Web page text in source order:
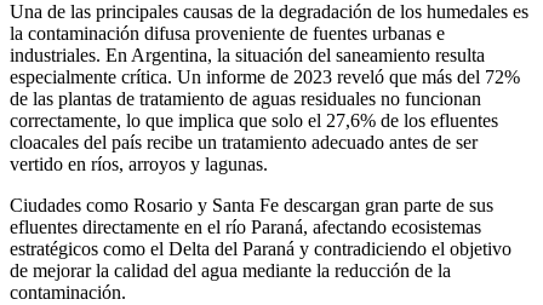
Una de las principales causas de la degradación de los humedales es
la contaminación difusa proveniente de fuentes urbanas e
industriales. En Argentina, la situación del saneamiento resulta
especialmente crítica. Un informe de 2023 reveló que más del 72%
de las plantas de tratamiento de aguas residuales no funcionan
correctamente, lo que implica que solo el 27,6% de los efluentes
cloacales del país recibe un tratamiento adecuado antes de ser
vertido en ríos, arroyos y lagunas.
Ciudades como Rosario y Santa Fe descargan gran parte de sus
efluentes directamente en el río Paraná, afectando ecosistemas
estratégicos como el Delta del Paraná y contradiciendo el objetivo
de mejorar la calidad del agua mediante la reducción de la
contaminación.